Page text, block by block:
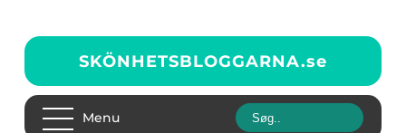
SKÖNHETSBLOGGARNA.se
Menu